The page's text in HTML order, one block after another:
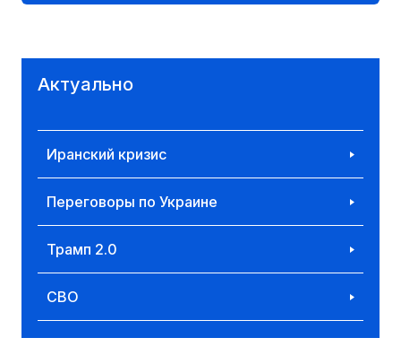
Актуально
Иранский кризис
Переговоры по Украине
Трамп 2.0
СВО